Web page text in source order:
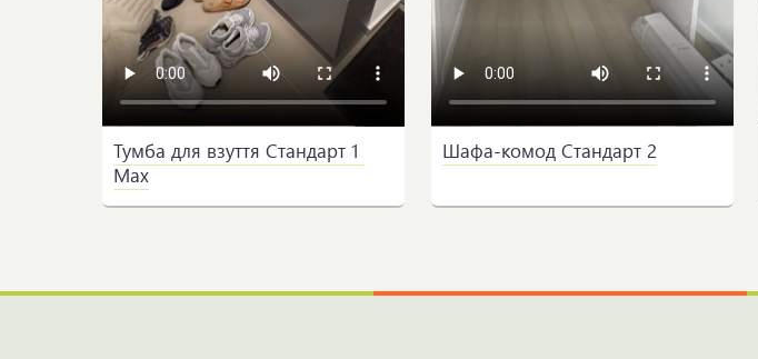
Тумба для взуття Стандарт 1
Max
Шафа-комод Стандарт 2